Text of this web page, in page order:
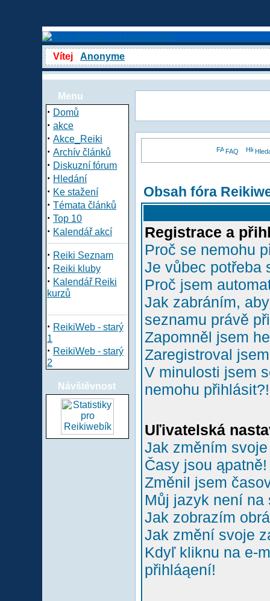
Vítej Anonyme
Menu
· Domů
· akce
· Akce_Reiki
· Archív článků
· Diskuzní fórum
· Hledání
· Ke stažení
· Témata článků
· Top 10
· Kalendář akcí
· Reiki Seznam
· Reiki kluby
· Kalendář Reiki
kurzů
· ReikiWeb - starý
1
· ReikiWeb - starý
2
Návštěvnost
FAQ
Obsah fóra
Registrace a
Proč se nemohu
Je vůbec potřeba
Proč jsem
Jak zabráním,
seznamu právě
Zapomněl jsem
Zaregistroval
V minulosti jsem
nemohu přihlásit?!
Uľivatelská
Jak změním
Časy jsou ąpatně!
Změnil jsem
Můj jazyk není na
Jak zobrazím
Jak změní svoje
Kdyľ kliknu na e-
přihláąení!